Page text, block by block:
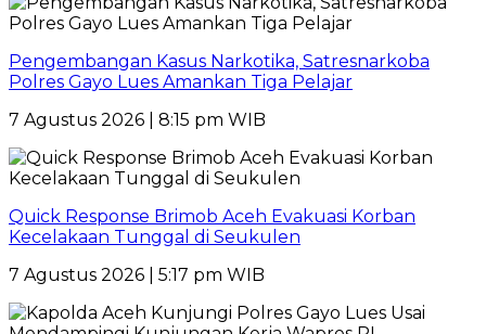
Pengembangan Kasus Narkotika, Satresnarkoba
Polres Gayo Lues Amankan Tiga Pelajar
7 Agustus 2026 | 8:15 pm WIB
Quick Response Brimob Aceh Evakuasi Korban
Kecelakaan Tunggal di Seukulen
7 Agustus 2026 | 5:17 pm WIB